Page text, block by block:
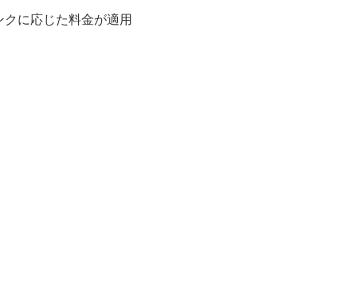
に応じた料金が適用